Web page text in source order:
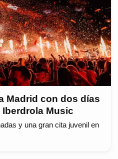
Madrid con dos días
Music
y una gran cita juvenil en